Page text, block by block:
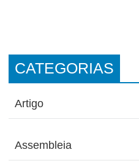
CATEGORIAS
Artigo
Assembleia